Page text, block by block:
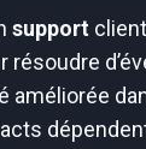
support
résoudre
améliorée